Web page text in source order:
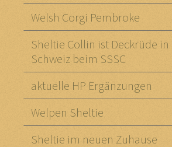
Welsh Corgi Pembroke
Sheltie Collin ist Deckrüde in
Schweiz beim SSSC
aktuelle HP Ergänzungen
Welpen Sheltie
Sheltie im neuen Zuhause